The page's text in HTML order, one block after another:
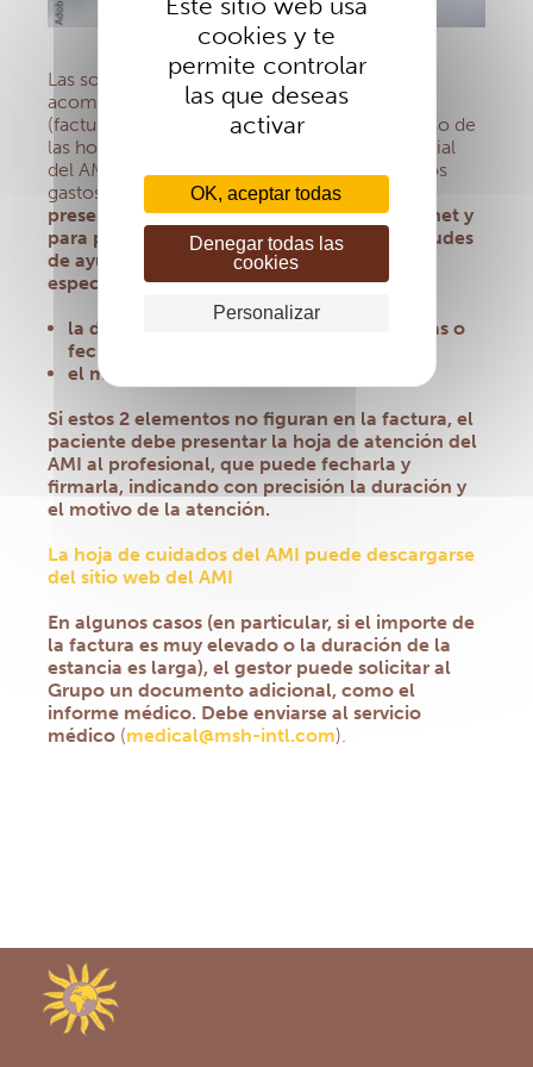
cookies y te
permite controlar
las que deseas
activar
OK, aceptar todas
Denegar todas las
cookies
Personalizar
Las solicitudes de ayuda mutua siempre van
acompañadas de documentos justificativos
(factura, receta, hoja de atención….). En el caso de
las hospitalizaciones dentro de la red asistencial
del AMI, el gestor de la Asociación adelanta los
gastos.
En el caso de que los Grupos deban
presentar facturas hospitalarias en la extranet y
para permitir la tramitación de estas solicitudes
de ayuda mutua, los documentos deberán
especificar también :
la duración de la estancia (número de días o
fecha de ingreso/fecha de alta)
el motivo de la hospitalización
Si estos 2 elementos no figuran en la factura, el
paciente debe presentar la hoja de atención del
AMI al profesional, que puede fecharla y
firmarla, indicando con precisión la duración y
el motivo de la atención.
La hoja de cuidados del AMI puede descargarse
del sitio web del AMI
En algunos casos (en particular, si el importe de
la factura es muy elevado o la duración de la
estancia es larga), el gestor puede solicitar al
Grupo un documento adicional, como el
informe médico. Debe enviarse al servicio
médico (medical@msh-intl.com).